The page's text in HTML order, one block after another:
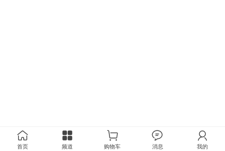
首页 频道 购物车 消息 我的